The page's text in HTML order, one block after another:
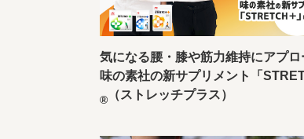
気になる腰・膝や筋力維持にアプロ
味の素社の新サプリメント「
® （ストレッチプラス）